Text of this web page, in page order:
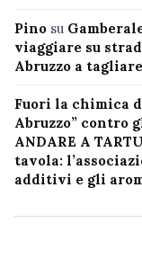
Pino su
viaggiare su
Abruzzo a
Fuori la chimica
Abruzzo”
ANDARE A
tavola:
additivi e gli